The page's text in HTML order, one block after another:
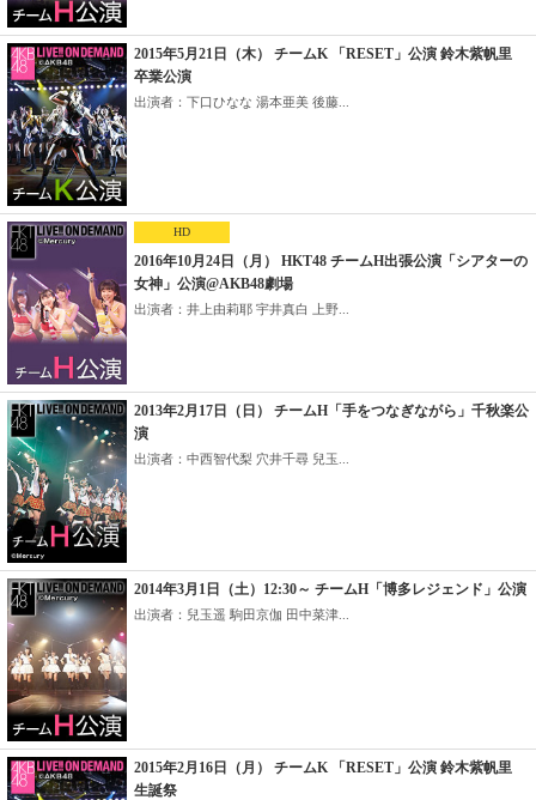
2015年5月21日（木） チームK 「RESET」公演 鈴木紫帆里
卒業公演
出演者：下口ひなな 湯本亜美 後藤...
HD
2016年10月24日（月） HKT48 チームH出張公演「シアターの
女神」公演@AKB48劇場
出演者：井上由莉耶 宇井真白 上野...
2013年2月17日（日） チームH「手をつなぎながら」千秋楽公
演
出演者：中西智代梨 穴井千尋 兒玉...
2014年3月1日（土）12:30～ チームH「博多レジェンド」公演
出演者：兒玉遥 駒田京伽 田中菜津...
2015年2月16日（月） チームK 「RESET」公演 鈴木紫帆里
生誕祭